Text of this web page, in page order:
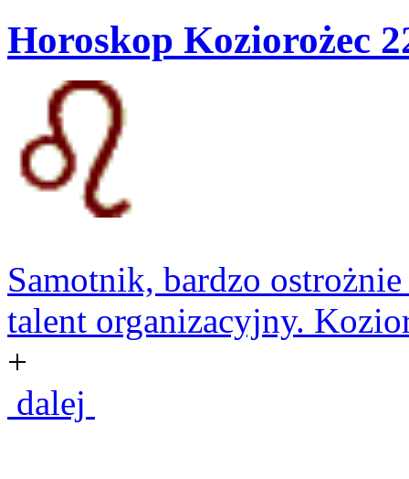
Horoskop Koziorożec
Samotnik, bardzo
talent organizacyjny.
+
dalej